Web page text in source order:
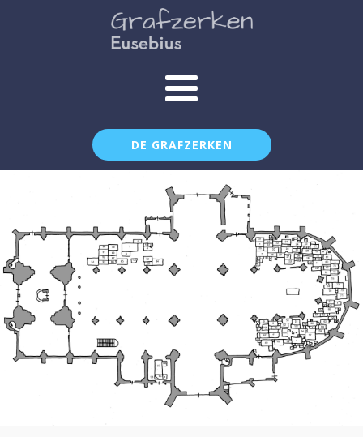
DE GRAFZERKEN